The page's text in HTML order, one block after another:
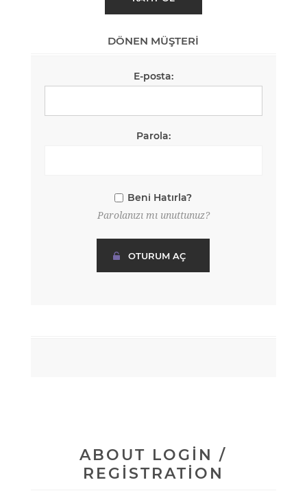
DÖNEN MÜŞTERI
E-posta:
Parola:
Beni Hatırla?
Parolanızı mı unuttunuz?
ABOUT LOGIN /
REGISTRATION